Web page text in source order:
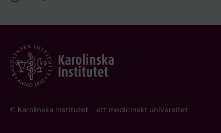
© Karolinska Institutet - ett medicinskt universitet